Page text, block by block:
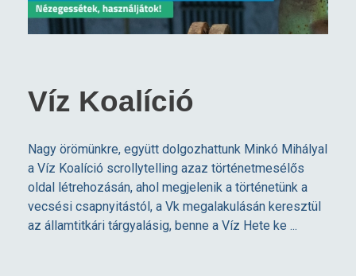
Víz Koalíció
Nagy örömünkre, együtt dolgozhattunk Minkó Mihályal
a Víz Koalíció scrollytelling azaz történetmesélős
oldal létrehozásán, ahol megjelenik a történetünk a
vecsési csapnyitástól, a Vk megalakulásán keresztül
az államtitkári tárgyalásig, benne a Víz Hete ke ...